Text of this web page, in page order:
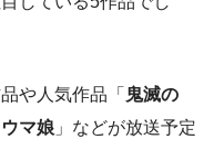
や人気作品「 鬼滅の
ウマ娘 」などが放送予定